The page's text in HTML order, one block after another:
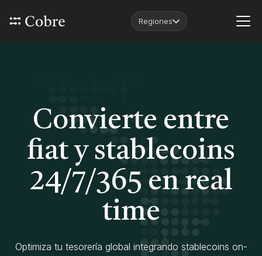
Regiones
Convierte entre
fiat y stablecoins
24/7/365 en real
time
Optimiza tu tesorería global integrando stablecoins on-